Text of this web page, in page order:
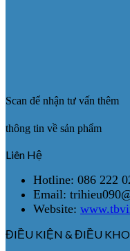
Scan để nhận tư vấn thêm
thông tin về sản phẩm
Liên Hệ
Hotline: 086 222
Email:
Website:
ĐIỀU KIỆN & ĐIỀU